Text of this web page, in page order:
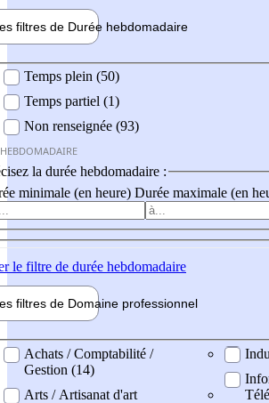
filtres de Durée hebdomadaire
Temps plein (50)
Temps partiel (1)
Non renseignée (93)
la durée hebdomadaire :
minimale (en heure) Durée maximale (en
le filtre de durée hebdomadaire
filtres de Domaine professionnel
professionel
Achats / Comptabilité /
Gestion (14)
Arts / Artisanat d'art